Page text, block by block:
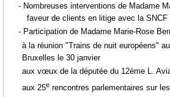
- Nombreuses interventions de Madame
faveur de clients en litige avec la SNCF
- Participation de Madame Marie-Rose
à la réunion "Trains de nuit européens"
Bruxelles le 30 janvier
aux vœux de la députée du 12ème L.
aux 25e rencontres parlementaires sur